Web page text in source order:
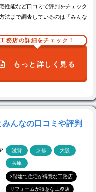
性能など口コミで評判をチェック
法まで調査しているのは「みんな
工務店の詳細をチェック！
もっと詳しく見る
んなの口コミや評判
滋賀 京都 大阪
兵庫
3階建て住宅が得意な工務店
リフォームが得意な工務店